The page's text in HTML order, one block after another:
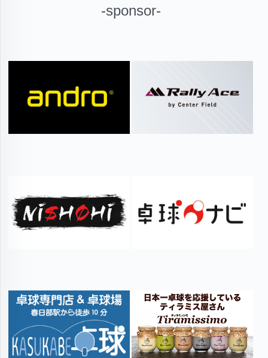
-sponsor-